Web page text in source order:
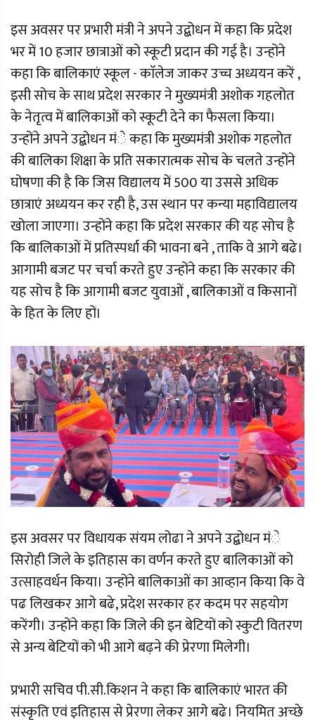
इस अवसर पर प्रभारी मंत्री ने अपने उद्बोधन में कहा कि प्रदेश
भर में 10 हजार छात्राओं को स्कूटी प्रदान की गई है। उन्होंने
कहा कि बालिकाएं स्कूल - काॅलेज जाकर उच्च अध्ययन करें ,
इसी सोच के साथ प्रदेश सरकार ने मुख्यमंत्री अशोक गहलोत
के नेतृत्व में बालिकाओं को स्कूटी देने का फैसला किया।
उन्होंने अपने उद्बोधन मंे कहा कि मुख्यमंत्री अशोक गहलोत
की बालिका शिक्षा के प्रति सकारात्मक सोच के चलते उन्होंने
घोषणा की है कि जिस विद्यालय में 500 या उससे अधिक
छात्राएं अध्ययन कर रही है, उस स्थान पर कन्या महाविद्यालय
खोला जाएगा। उन्होंने कहा कि प्रदेश सरकार की यह सोच है
कि बालिकाओं में प्रतिस्पर्धा की भावना बने , ताकि वे आगे बढे।
आगामी बजट पर चर्चा करते हुए उन्होंने कहा कि सरकार की
यह सोच है कि आगामी बजट युवाओं , बालिकाओं व किसानों
के हित के लिए हों।
इस अवसर पर विधायक संयम लोढा ने अपने उद्बोधन मंे
सिरोही जिले के इतिहास का वर्णन करते हुए बालिकाओं को
उत्साहवर्धन किया। उन्होंने बालिकाओं का आव्हान किया कि वे
पढ लिखकर आगे बढे, प्रदेश सरकार हर कदम पर सहयोग
करेंगी। उन्होंने कहा कि जिले की इन बेटियों को स्कुटी वितरण
से अन्य बेटियों को भी आगे बढ़ने की प्रेरणा मिलेगी।
प्रभारी सचिव पी.सी.किशन ने कहा कि बालिकाएं भारत की
संस्कृति एवं इतिहास से प्रेरणा लेकर आगे बढे। नियमित अच्छे